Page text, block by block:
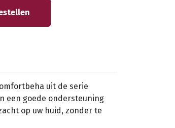
uit de serie
een goede ondersteuning
op uw huid, zonder te